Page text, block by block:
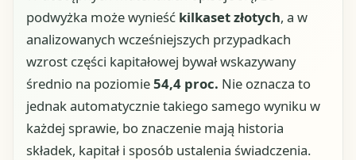
podwyżka może wynieść kilkaset złotych, a w
analizowanych wcześniejszych przypadkach
wzrost części kapitałowej bywał wskazywany
średnio na poziomie54,4 proc. Nie oznacza to
jednak automatycznie takiego samego wyniku w
każdej sprawie, bo znaczenie mają historia
składek, kapitał i sposób ustalenia świadczenia.